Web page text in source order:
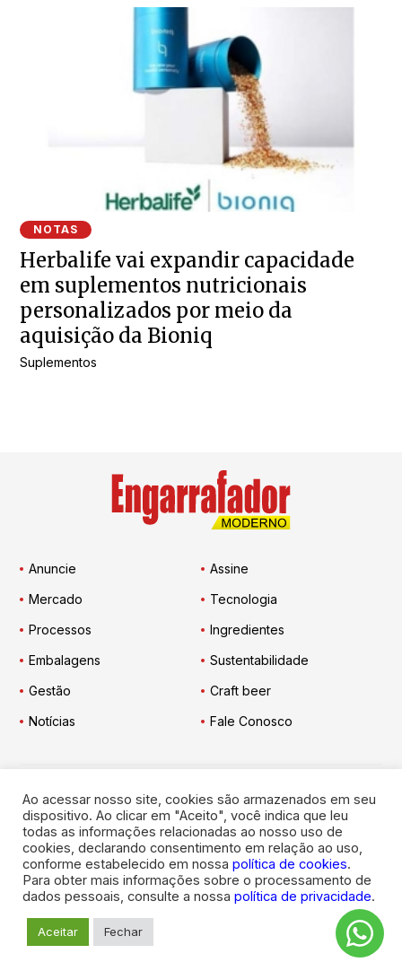
NOTAS
Herbalife vai expandir capacidade
em suplementos nutricionais
personalizados por meio da
aquisição da Bioniq
Suplementos
Anuncie
Assine
Mercado
Tecnologia
Processos
Ingredientes
Embalagens
Sustentabilidade
Gestão
Craft beer
Notícias
Fale Conosco
Engarrafador Moderno nas Redes:
. Todos os direitos reservados.
Ao acessar nosso site, cookies são armazenados em seu
dispositivo. Ao clicar em "Aceito", você indica que leu
todas as informações relacionadas ao nosso uso de
cookies, declarando consentimento em relação ao uso,
conforme estabelecido em nossa política de cookies.
Para obter mais informações sobre o processamento de
dados pessoais, consulte a nossa política de privacidade.
Aceitar Fechar